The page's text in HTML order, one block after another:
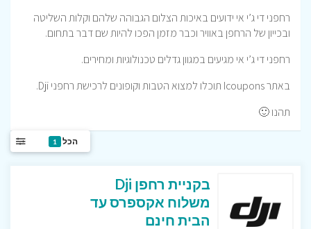
רחפני די ג’י אי ידועים באיכות הצלום הגבוהה שלהם וקלות השליטה
ובכייון של הרחפן באוויר וכבר מזמן הפכו להיות שם דבר בתחום.
רחפני די ג’י אי מגיעים במגוון גדלים טכנולוגיות ומחירים.
באתר Icoupons תוכלו למצוא הטבות וקופונים לרכישת רחפני Dji.
תהנו 🙂
הכל 1
בקניית רחפן Dji
משלוח אקספרס עד
הבית חינם